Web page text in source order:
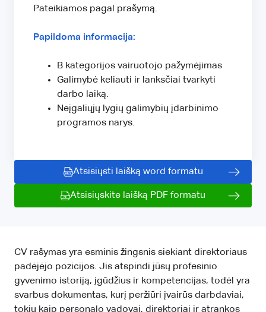
Pateikiamos pagal prašymą.
Papildoma informacija:
B kategorijos vairuotojo pažymėjimas
Galimybė keliauti ir lanksčiai tvarkyti
darbo laiką.
Neįgaliųjų lygių galimybių įdarbinimo
programos narys.
Atsisiųsti laišką word formatu
Atsisiųskite laišką PDF formatu
CV rašymas yra esminis žingsnis siekiant direktoriaus
padėjėjo pozicijos. Jis atspindi jūsų profesinio
gyvenimo istoriją, įgūdžius ir kompetencijas, todėl yra
svarbus dokumentas, kurį peržiūri įvairūs darbdaviai,
tokių kaip personalo vadovai, direktoriai ir atrankos